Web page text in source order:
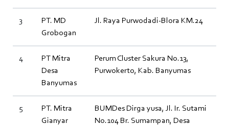
3
PT. MD
Grobogan
Jl. Raya Purwodadi-Blora KM.24
4
PT Mitra
Desa
Banyumas
Perum Cluster Sakura No.13,
Purwokerto, Kab. Banyumas
5
PT. Mitra
Gianyar
BUMDes Dirga yusa, Jl. Ir. Sutami
No.104 Br. Sumampan, Desa